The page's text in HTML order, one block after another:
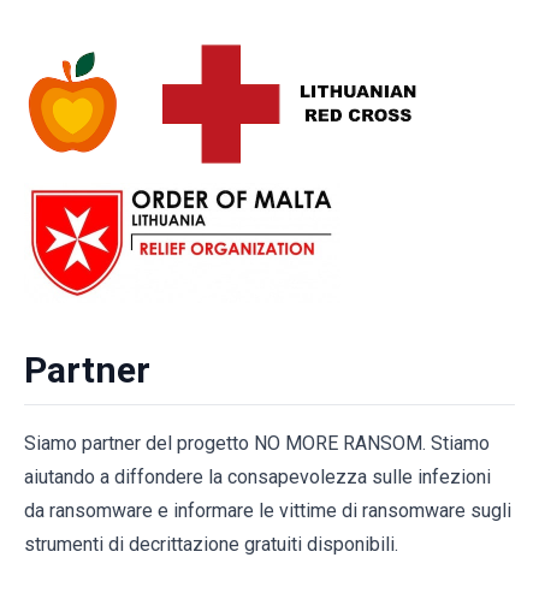
Partner
Siamo partner del progetto NO MORE RANSOM. Stiamo
aiutando a diffondere la consapevolezza sulle infezioni
da ransomware e informare le vittime di ransomware sugli
strumenti di decrittazione gratuiti disponibili.